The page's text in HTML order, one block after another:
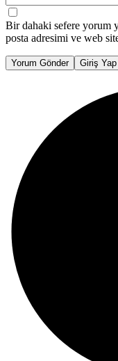
Bir dahaki sefere yorum
posta adresimi ve web
Yorum Gönder Giriş Yap